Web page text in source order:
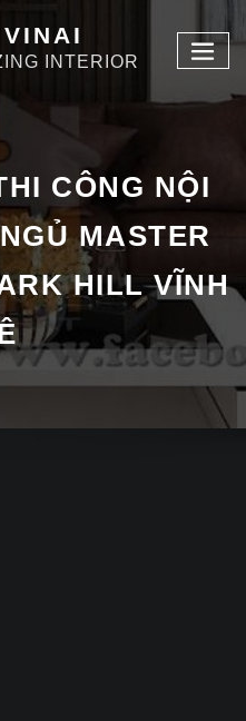
INTERIOR
CÔNG NỘI
MASTER
HILL VĨNH